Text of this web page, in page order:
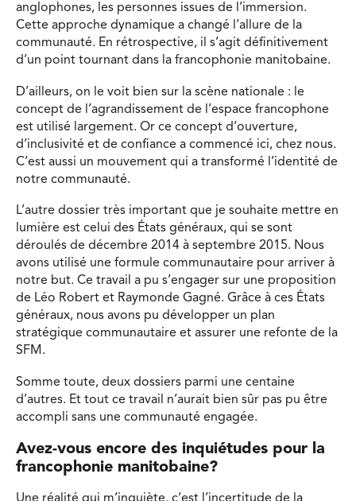
anglophones, les personnes issues de l’immersion.
Cette approche dynamique a changé l’allure de la
communauté. En rétrospective, il s’agit définitivement
d’un point tournant dans la francophonie manitobaine.
D’ailleurs, on le voit bien sur la scène nationale : le
concept de l’agrandissement de l’espace francophone
est utilisé largement. Or ce concept d’ouverture,
d’inclusivité et de confiance a commencé ici, chez nous.
C’est aussi un mouvement qui a transformé l’identité de
notre communauté.
L’autre dossier très important que je souhaite mettre en
lumière est celui des États généraux, qui se sont
déroulés de décembre 2014 à septembre 2015. Nous
avons utilisé une formule communautaire pour arriver à
notre but. Ce travail a pu s’engager sur une proposition
de Léo Robert et Raymonde Gagné. Grâce à ces États
généraux, nous avons pu développer un plan
stratégique communautaire et assurer une refonte de la
SFM.
Somme toute, deux dossiers parmi une centaine
d’autres. Et tout ce travail n’aurait bien sûr pas pu être
accompli sans une communauté engagée.
Avez-vous encore des inquiétudes pour la
francophonie manitobaine?
Une réalité qui m’inquiète, c’est l’incertitude de la